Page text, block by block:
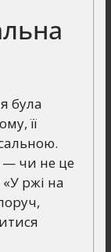
була
її
— чи не це
«У ржі на